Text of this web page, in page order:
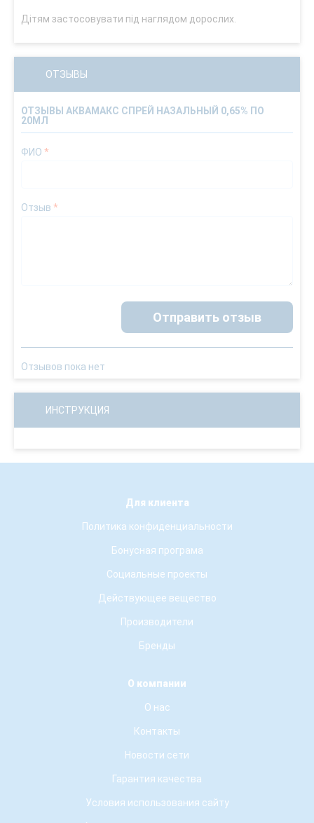
Дітям застосовувати під наглядом дорослих.
ОТЗЫВЫ
ОТЗЫВЫ АКВАМАКС СПРЕЙ НАЗАЛЬНЫЙ 0,65% ПО
20МЛ
ФИО *
Отзыв *
Отправить отзыв
Отзывов пока нет
ИНСТРУКЦИЯ
Для клиента
Политика конфиденциальности
Бонусная програма
Социальные проекты
Действующее вещество
Производители
Бренды
О компании
О нас
Контакты
Новости сети
Гарантия качества
Условия использования сайту